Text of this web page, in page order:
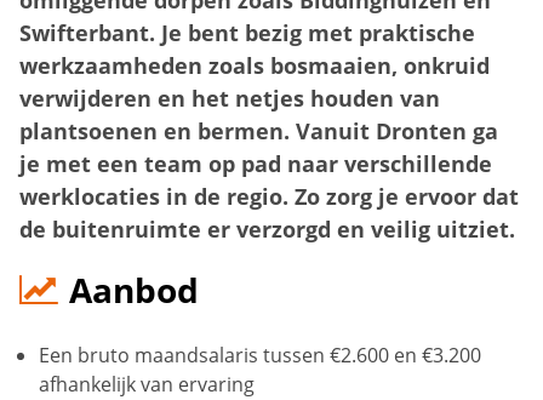
Swifterbant. Je bent bezig met praktische
werkzaamheden zoals bosmaaien, onkruid
verwijderen en het netjes houden van
plantsoenen en bermen. Vanuit Dronten ga
je met een team op pad naar verschillende
werklocaties in de regio. Zo zorg je ervoor dat
de buitenruimte er verzorgd en veilig uitziet.
Aanbod
Een bruto maandsalaris tussen €2.600 en €3.200
afhankelijk van ervaring